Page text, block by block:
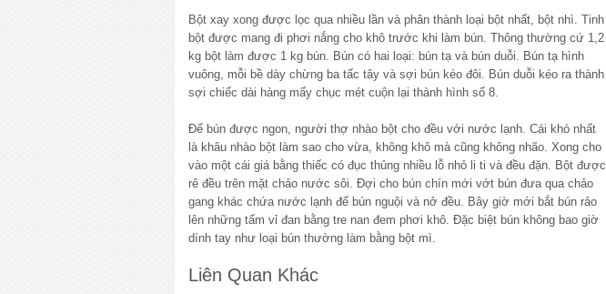
Bột xay xong được lọc qua nhiều lần và phân thành loại bột nhất, bột nhì. Tinh
bột được mang đi phơi nắng cho khô trước khi làm bún. Thông thường cứ 1,2
kg bột làm được 1 kg bún. Bún có hai loại: bún tạ và bún duỗi. Bún tạ hình
vuông, mỗi bề dày chừng ba tấc tây và sợi bún kéo đôi. Bún duỗi kéo ra thành
sợi chiếc dài hàng mấy chục mét cuộn lại thành hình số 8.
Để bún được ngon, người thợ nhào bột cho đều với nước lạnh. Cái khó nhất
là khâu nhào bột làm sao cho vừa, không khô mà cũng không nhão. Xong cho
vào một cái giá bằng thiếc có đục thủng nhiều lỗ nhỏ li ti và đều đặn. Bột được
rê đều trên mặt chảo nước sôi. Đợi cho bún chín mới vớt bún đưa qua chảo
gang khác chứa nước lạnh để bún nguội và nở đều. Bây giờ mới bắt bún rảo
lên những tấm vỉ đan bằng tre nan đem phơi khô. Đặc biệt bún không bao giờ
dính tay như loại bún thường làm bằng bột mì.
Liên Quan Khác